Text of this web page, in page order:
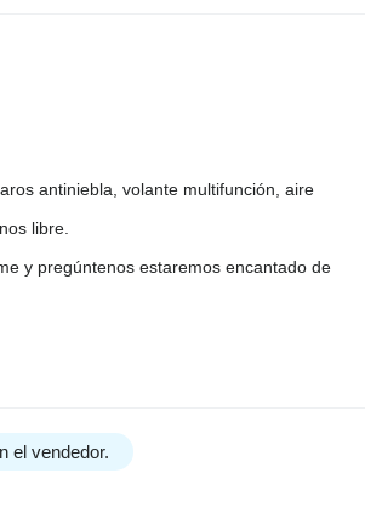
antiniebla, volante multifunción, aire
libre.
y pregúntenos estaremos encantado de
el vendedor.